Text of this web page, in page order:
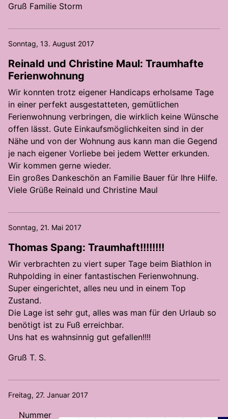
Gruß Familie Storm
Sonntag, 13. August 2017
Reinald und Christine Maul: Traumhafte
Ferienwohnung
Wir konnten trotz eigener Handicaps erholsame Tage
in einer perfekt ausgestatteten, gemütlichen
Ferienwohnung verbringen, die wirklich keine Wünsche
offen lässt. Gute Einkaufsmöglichkeiten sind in der
Nähe und von der Wohnung aus kann man die Gegend
je nach eigener Vorliebe bei jedem Wetter erkunden.
Wir kommen gerne wieder.
Ein großes Dankeschön an Familie Bauer für Ihre Hilfe.
Viele Grüße Reinald und Christine Maul
Sonntag, 21. Mai 2017
Thomas Spang: Traumhaft!!!!!!!!
Wir verbrachten zu viert super Tage beim Biathlon in
Ruhpolding in einer fantastischen Ferienwohnung.
Super eingerichtet, alles neu und in einem Top
Zustand.
Die Lage ist sehr gut, alles was man für den Urlaub so
benötigt ist zu Fuß erreichbar.
Uns hat es wahnsinnig gut gefallen!!!!
Gruß T. S.
Freitag, 27. Januar 2017
Nummer